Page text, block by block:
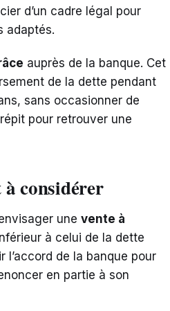
d’un cadre légal pour
adaptés.
auprès de la banque. Cet
de la dette pendant
sans occasionner de
pour retrouver une
considérer
une vente à
à celui de la dette
l’accord de la banque pour
en partie à son